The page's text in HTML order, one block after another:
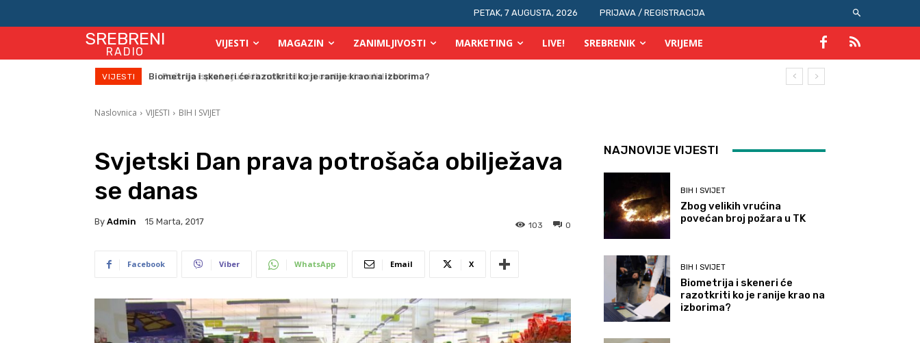
PETAK, 7 AUGUSTA, 2026 PRIJAVA / REGISTRACIJA
SREBRENI
RADIO
VIJESTI MAGAZIN ZANIMLJIVOSTI MARKETING LIVE! SREBRENIK VRIJEME
VIJESTI Počinje isplata julskih naknada za osobe s invaliditetom
Naslovnica VIJESTI BIH I SVIJET
Svjetski Dan prava potrošača obilježava
se danas
By Admin 15 Marta, 2017 0
103
Facebook Viber WhatsApp Email X
NAJNOVIJE VIJESTI
BIH I SVIJET
Zbog velikih vrućina
povećan broj požara u TK
BIH I SVIJET
Biometrija i skeneri će
razotkriti ko je ranije krao na
izborima?